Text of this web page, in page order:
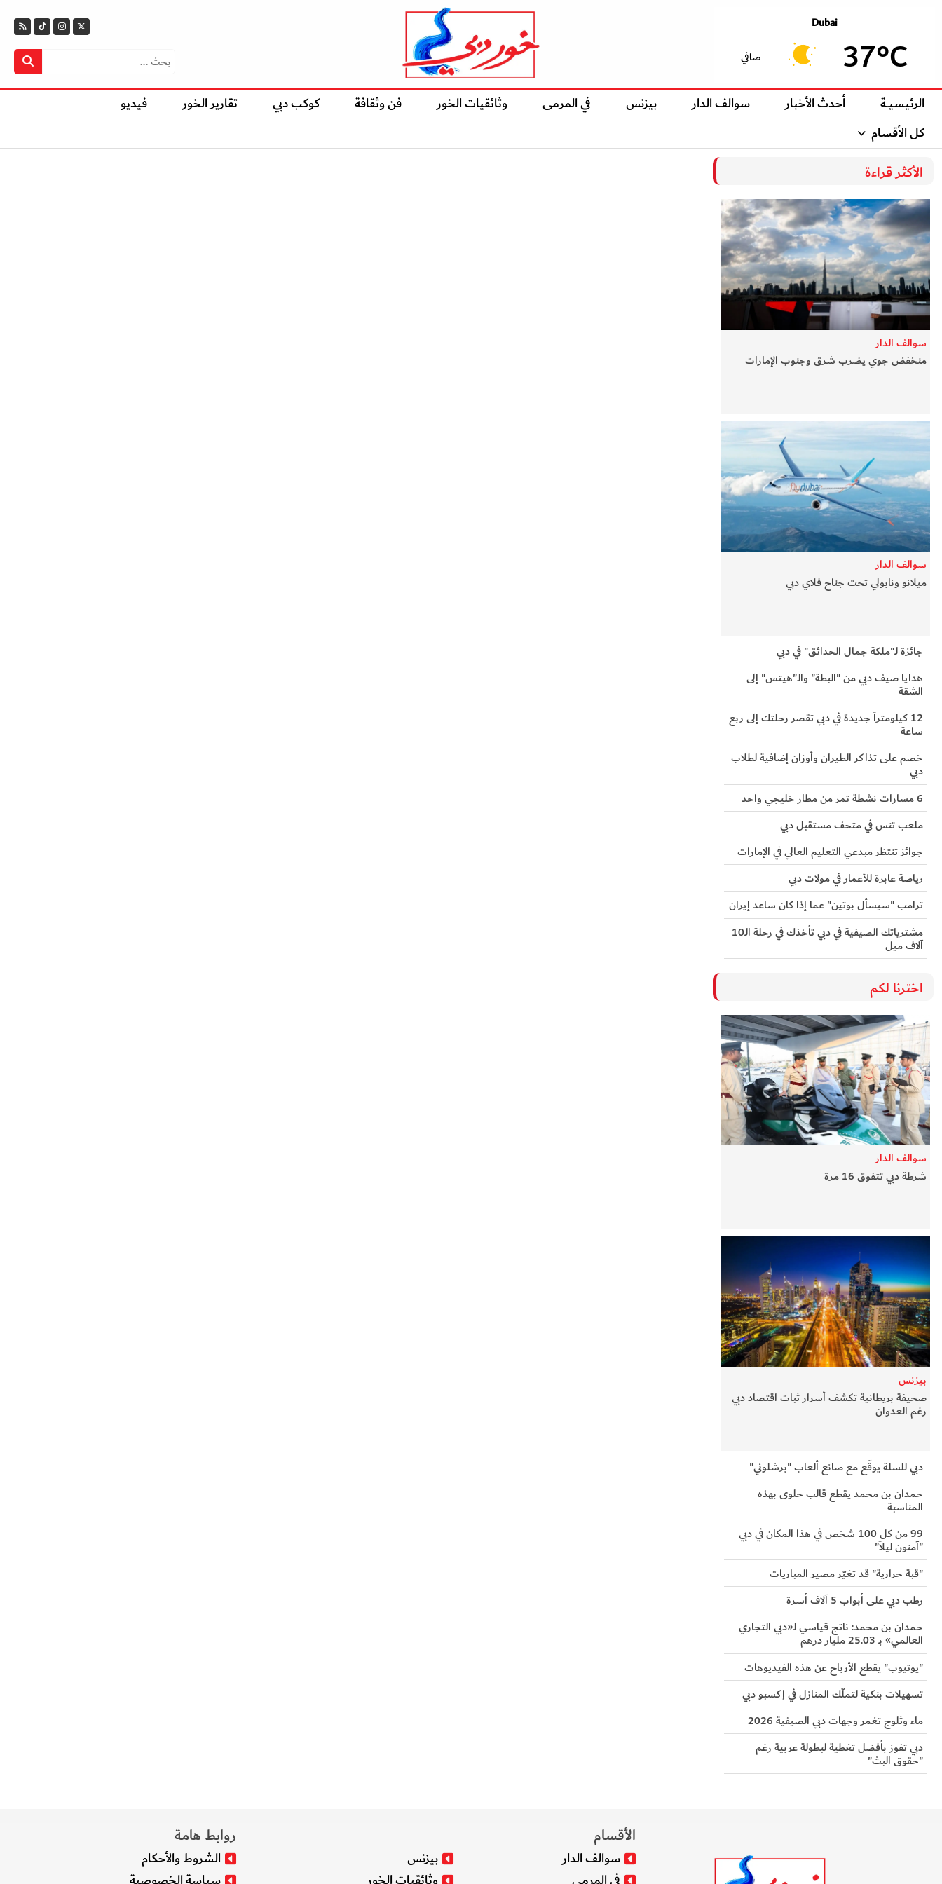
Dubai
37°C صافي
الرئيسيــة أحدث الأخبار سوالف الدار بيزنس في المرمى وثائقيات الخور فن وثقافة كوكب دبي تقارير الخور
فيديو
كل الأقسام
الأكثر قراءة
سوالف الدار
منخفض جوي يضرب شرق وجنوب الإمارات
سوالف الدار
ميلانو ونابولي تحت جناح فلاي دبي
جائزة لـ"ملكة جمال الحدائق" في دبي
هدايا صيف دبي من "البطة" والـ"هيتس" إلى
الشقة
12 كيلومتراً جديدة في دبي تقصر رحلتك إلى ربع
ساعة
خصم على تذاكر الطيران وأوزان إضافية لطلاب
دبي
6 مسارات نشطة تمر من مطار خليجي واحد
ملعب تنس في متحف مستقبل دبي
جوائز تنتظر مبدعي التعليم العالي في الإمارات
رياصة عابرة للأعمار في مولات دبي
ترامب "سيسأل بوتين" عما إذا كان ساعد إيران
مشترياتك الصيفية في دبي تأخذك في رحلة الـ10
آلاف ميل
اخترنا لكم
سوالف الدار
شرطة دبي تتفوق 16 مرة
بيزنس
صحيفة بريطانية تكشف أسرار ثبات اقتصاد دبي
رغم العدوان
دبي للسلة يوقّع مع صانع ألعاب "برشلوني"
حمدان بن محمد يقطع قالب حلوى بهذه
المناسبة
99 من كل 100 شخص في هذا المكان في دبي
"آمنون ليلاً"
"قبة حرارية" قد تغيّر مصير المباريات
رطب دبي على أبواب 5 آلاف أسرة
حمدان بن محمد: ناتج قياسي لـ«دبي التجاري
العالمي» بـ 25.03 مليار درهم
"يوتيوب" يقطع الأرباح عن هذه الفيديوهات
تسهيلات بنكية لتملّك المنازل في إكسبو دبي
ماء وثلوج تغمر وجهات دبي الصيفية 2026
دبي تفوز بأفضل تغطية لبطولة عربية رغم
"حقوق البث"
الأقسام
سوالف الدار
بيزنس
روابط هامة
الشروط والأحكام